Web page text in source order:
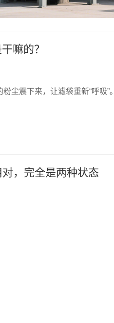
嘛的？
尘震下来，让滤袋重新“呼吸”。
，完全是两种状态